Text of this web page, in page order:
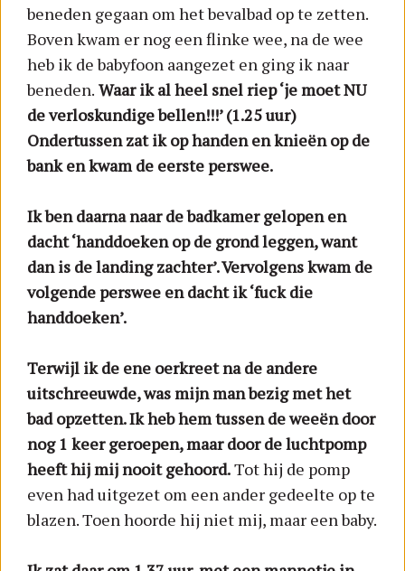
beneden gegaan om het bevalbad op te zetten.
Boven kwam er nog een flinke wee, na de wee
heb ik de babyfoon aangezet en ging ik naar
beneden. Waar ik al heel snel riep ‘je moet NU
de verloskundige bellen!!!’ (1.25 uur)
Ondertussen zat ik op handen en knieën op de
bank en kwam de eerste perswee.
Ik ben daarna naar de badkamer gelopen en
dacht ‘handdoeken op de grond leggen, want
dan is de landing zachter’. Vervolgens kwam de
volgende perswee en dacht ik ‘fuck die
handdoeken’.
Terwijl ik de ene oerkreet na de andere
uitschreeuwde, was mijn man bezig met het
bad opzetten. Ik heb hem tussen de weeën door
nog 1 keer geroepen, maar door de luchtpomp
heeft hij mij nooit gehoord.Tot hij de pomp
even had uitgezet om een ander gedeelte op te
blazen. Toen hoorde hij niet mij, maar een baby.